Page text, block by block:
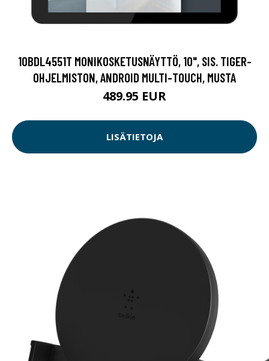
10BDL4551T MONIKOSKETUSNÄYTTÖ, 10", SIS. TIGER-
OHJELMISTON, ANDROID MULTI-TOUCH, MUSTA
489.95 EUR
LISÄTIETOJA